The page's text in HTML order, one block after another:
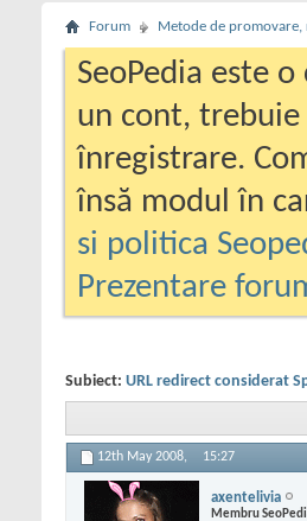
Forum Metode de
SeoPedia este
un cont,
înregistrare.
însă modul în
si politica
Prezentare
Subiect: URL redirect considerat
12th May 2008, 15:27
axentelivia
Membru